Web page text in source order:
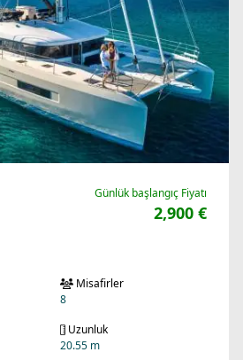
Günlük başlangıç Fiyatı
2,900 €
Misafirler
8
Uzunluk
20.55 m